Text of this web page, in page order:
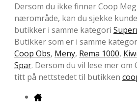
Dersom du ikke finner Coop
nærområde, kan du sjekke
butikker i samme kategori
Butikker som er i samme
Coop Obs, Meny, Rema 1000, Kiwi
Spar. Dersom du vil lese mer om
titt på nettstedet til butikken